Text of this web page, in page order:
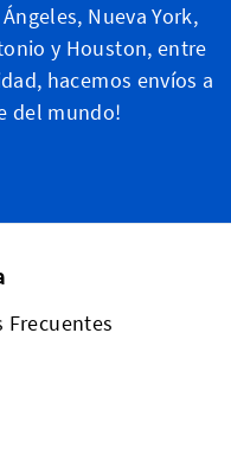
Nueva York,
y Houston, entre
hacemos envíos a
del mundo!
Frecuentes